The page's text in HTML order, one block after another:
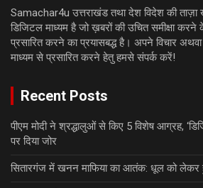
Samachar4u उत्तराखंड तथा देश विदेश की ताज़ा
डिजिटल माध्यम है जो ख़बरों की उचित समीक्षा
प्रसारित करने का प्रयासबद्ध है। अपने विचार
माध्यम से प्रसारित करने हेतु हमसे संपर्क करें!
Recent Posts
पीएम मोदी ने श्रद्धालुओं से किए 5 विशेष आग्रह,
पर दिया जोर
सितारगंज में खनन माफिया का आतंक: धूल को लेकर